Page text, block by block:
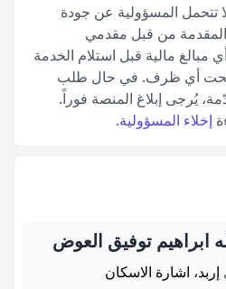
تتحمل المسؤولية عن جودة
المقدمة من قبل مقدمي
مالية قبل استلام الخدمة
تحت أي ظرف. في حال طلب
يُرجى إبلاغ المنصة فوراً.
إخلاء المسؤولية.
ابراهيم توفيق العوض
إربد، اشارة الاسكان